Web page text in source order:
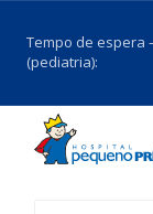
Tempo de espera
(pediatria):
Voltar
Notícias